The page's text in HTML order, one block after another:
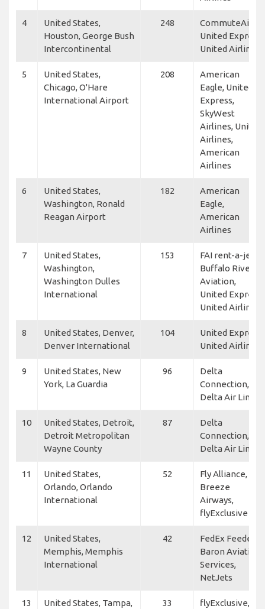
4
United States,
Houston, George Bush
Intercontinental
248
CommuteAir,
United Express,
United Airlines
5
United States,
Chicago, O'Hare
International Airport
208
American
Eagle, United
Express,
SkyWest
Airlines, United
Airlines,
American
Airlines
6
United States,
Washington, Ronald
Reagan Airport
182
American
Eagle,
American
Airlines
7
United States,
Washington,
Washington Dulles
International
153
FAI rent-a-jet,
Buffalo River
Aviation,
United Express,
United Airlines
8
United States, Denver,
Denver International
104
United Express,
United Airlines
9
United States, New
York, La Guardia
96
Delta
Connection,
Delta Air Lines
10
United States, Detroit,
Detroit Metropolitan
Wayne County
87
Delta
Connection,
Delta Air Lines
11
United States,
Orlando, Orlando
International
52
Fly Alliance,
Breeze
Airways,
flyExclusive
12
United States,
Memphis, Memphis
International
42
FedEx Feeder,
Baron Aviation
Services,
NetJets
13
United States, Tampa,
33
flyExclusive,